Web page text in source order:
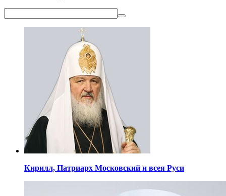
Кирилл, Патриарх Московский и всея Руси